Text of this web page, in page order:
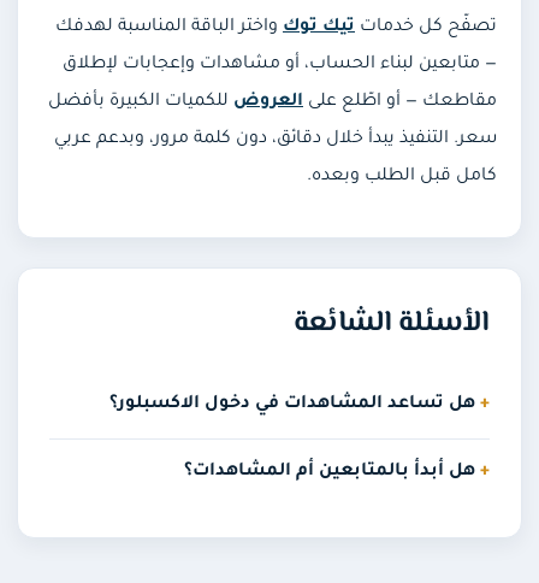
تصفّح كل خدمات تيك توك واختر الباقة المناسبة لهدفك
— متابعين لبناء الحساب، أو مشاهدات وإعجابات لإطلاق
مقاطعك — أو اطّلع على العروض للكميات الكبيرة بأفضل
سعر. التنفيذ يبدأ خلال دقائق، دون كلمة مرور، وبدعم عربي
كامل قبل الطلب وبعده.
الأسئلة الشائعة
هل تساعد المشاهدات في دخول الاكسبلور؟
هل أبدأ بالمتابعين أم المشاهدات؟